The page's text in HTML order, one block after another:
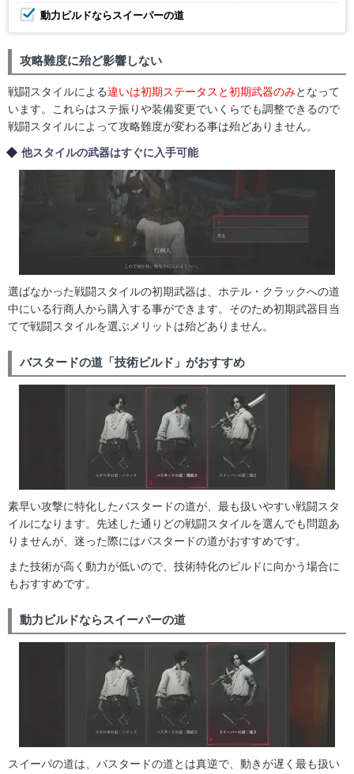
動力ビルドならスイーパーの道
攻略難度に殆ど影響しない
戦闘スタイルによる違いは初期ステータスと初期武器のみとなって
います。これらはステ振りや装備変更でいくらでも調整できるので
戦闘スタイルによって攻略難度が変わる事は殆どありません。
他スタイルの武器はすぐに入手可能
選ばなかった戦闘スタイルの初期武器は、ホテル・クラックへの道
中にいる行商人から購入する事ができます。そのため初期武器目当
てで戦闘スタイルを選ぶメリットは殆どありません。
バスタードの道「技術ビルド」がおすすめ
素早い攻撃に特化したバスタードの道が、最も扱いやすい戦闘スタ
イルになります。先述した通りどの戦闘スタイルを選んでも問題あ
りませんが、迷った際にはバスタードの道がおすすめです。
また技術が高く動力が低いので、技術特化のビルドに向かう場合に
もおすすめです。
動力ビルドならスイーパーの道
スイーパの道は、バスタードの道とは真逆で、動きが遅く最も扱い